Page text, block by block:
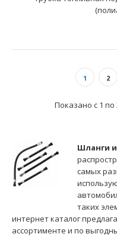
Применение
1 2
Показано с 1 по
Шланги
самых
таких
интернет каталог
ассортименте и по